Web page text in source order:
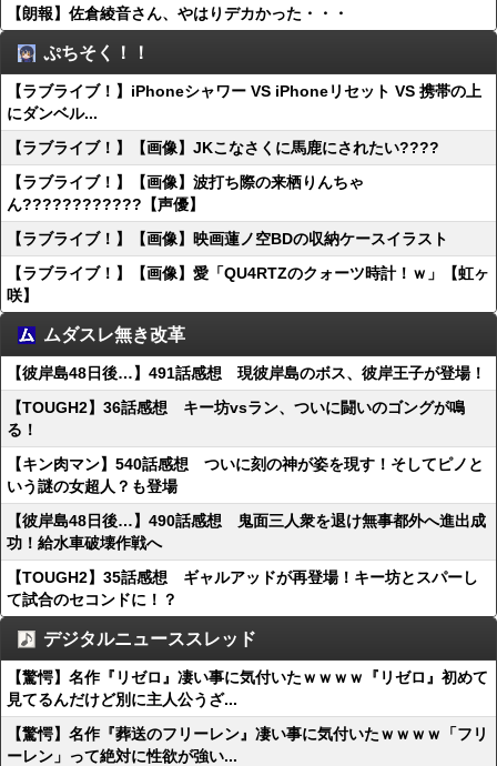
【朗報】佐倉綾音さん、やはりデカかった・・・
ぷちそく！！
【ラブライブ！】iPhoneシャワー VS iPhoneリセット VS 携帯の上
にダンベル...
【ラブライブ！】【画像】JKこなさくに馬鹿にされたい????
【ラブライブ！】【画像】波打ち際の来栖りんちゃ
ん????????????【声優】
【ラブライブ！】【画像】映画蓮ノ空BDの収納ケースイラスト
【ラブライブ！】【画像】愛「QU4RTZのクォーツ時計！ｗ」【虹ヶ
咲】
ムダスレ無き改革
【彼岸島48日後…】491話感想 現彼岸島のボス、彼岸王子が登場！
【TOUGH2】36話感想 キー坊vsラン、ついに闘いのゴングが鳴
る！
【キン肉マン】540話感想 ついに刻の神が姿を現す！そしてピノと
いう謎の女超人？も登場
【彼岸島48日後…】490話感想 鬼面三人衆を退け無事都外へ進出成
功！給水車破壊作戦へ
【TOUGH2】35話感想 ギャルアッドが再登場！キー坊とスパーし
て試合のセコンドに！？
デジタルニューススレッド
【驚愕】名作『リゼロ』凄い事に気付いたｗｗｗｗ『リゼロ』初めて
見てるんだけど別に主人公うざ...
【驚愕】名作『葬送のフリーレン』凄い事に気付いたｗｗｗｗ「フリ
ーレン」って絶対に性欲が強い...